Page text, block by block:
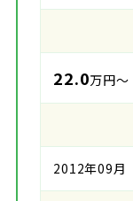
22.0万円～
2012年09月